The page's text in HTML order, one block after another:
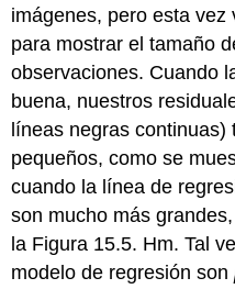
imágenes, pero esta
para mostrar el tamaño
observaciones. Cuando
buena, nuestros
líneas negras
pequeños, como se
cuando la línea de
son mucho más
la Figura 15.5. Hm. Tal
modelo de regresión son